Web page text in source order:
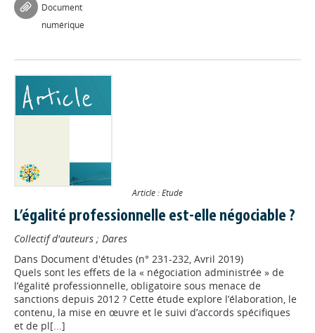
Document
numérique
Article : Etude
L’égalité professionnelle est-elle négociable ?
Collectif d'auteurs ; Dares
Dans Document d'études (n° 231-232, Avril 2019)
Quels sont les effets de la « négociation administrée » de
l’égalité professionnelle, obligatoire sous menace de
sanctions depuis 2012 ? Cette étude explore l’élaboration, le
contenu, la mise en œuvre et le suivi d’accords spécifiques
et de pl[...]
Appels à projets